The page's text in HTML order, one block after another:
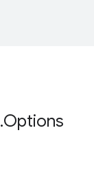
.Options